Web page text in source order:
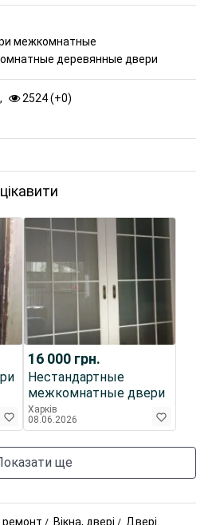
2524 (+0)
межкомнатные
деревянные двери
16 000 грн.
Нестандартные
межкомнатные двери
Харків
08.06.2026
ще
ремонт Вікна, двері Двері